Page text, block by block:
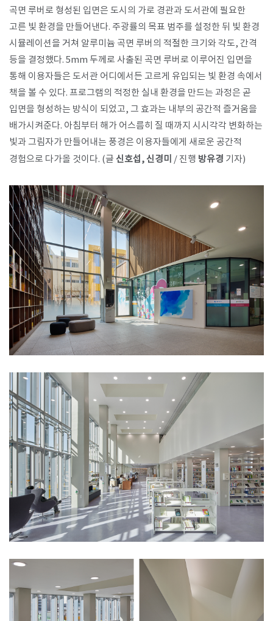
곡면 루버로 형성된 입면은 도시의 가로 경관과 도서관에 필요한
고른 빛 환경을 만들어낸다. 주광률의 목표 범주를 설정한 뒤 빛 환경
시뮬레이션을 거쳐 알루미늄 곡면 루버의 적절한 크기와 각도, 간격
등을 결정했다. 5mm 두께로 사출된 곡면 루버로 이루어진 입면을
통해 이용자들은 도서관 어디에서든 고르게 유입되는 빛 환경 속에서
책을 볼 수 있다. 프로그램의 적정한 실내 환경을 만드는 과정은 곧
입면을 형성하는 방식이 되었고, 그 효과는 내부의 공간적 즐거움을
배가시켜준다. 아침부터 해가 어스름히 질 때까지 시시각각 변화하는
빛과 그림자가 만들어내는 풍경은 이용자들에게 새로운 공간적
경험으로 다가올 것이다. (글 신호섭, 신경미 / 진행 방유경 기자)